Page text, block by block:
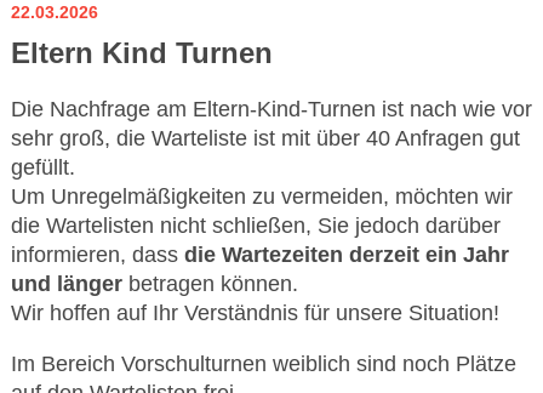
22.03.2026
Eltern Kind Turnen
Die Nachfrage am Eltern-Kind-Turnen ist nach wie vor
sehr groß, die Warteliste ist mit über 40 Anfragen gut
gefüllt.
Um Unregelmäßigkeiten zu vermeiden, möchten wir
die Wartelisten nicht schließen, Sie jedoch darüber
informieren, dass die Wartezeiten derzeit ein Jahr
und längerbetragen können.
Wir hoffen auf Ihr Verständnis für unsere Situation!
Im Bereich Vorschulturnen weiblich sind noch Plätze